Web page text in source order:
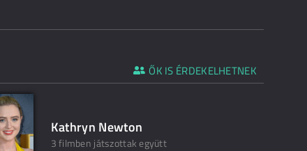
ŐK IS ÉRDEKELHETNEK
Kathryn Newton
3 filmben játszottak együtt